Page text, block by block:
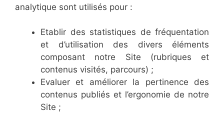
analytique sont utilisés pour :
Etablir des statistiques de fréquentation
et d’utilisation des divers éléments
composant notre Site (rubriques et
contenus visités, parcours) ;
Evaluer et améliorer la pertinence des
contenus publiés et l’ergonomie de notre
Site ;